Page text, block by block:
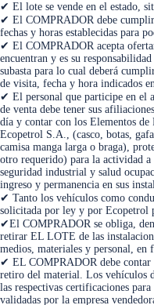
✔ El lote se vende en el estado,
✔ El COMPRADOR debe
fechas y horas establecidas para
✔ El COMPRADOR acepta
encuentran y es su
subasta para lo cual deberá
de visita, fecha y hora indicados
✔ El personal que participe en el
de venta debe tener sus
día y contar con los Elementos
Ecopetrol S.A., (casco, botas,
camisa manga larga o braga),
otro requerido) para la actividad
seguridad industrial y salud
ingreso y permanencia en sus
✔ Tanto los vehículos como
solicitada por ley y por Ecopetrol
✔El COMPRADOR se obliga,
retirar EL LOTE de las
medios, materiales y personal, en
✔ EL COMPRADOR debe contar
retiro del material. Los vehículos
las respectivas certificaciones
validadas por la empresa